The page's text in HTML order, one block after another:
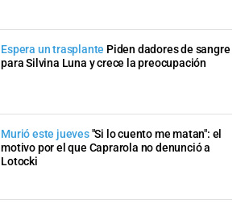
Espera un trasplante Piden dadores de sangre
para Silvina Luna y crece la preocupación
Murió este jueves"Si lo cuento me matan": el
motivo por el que Caprarola no denunció a
Lotocki